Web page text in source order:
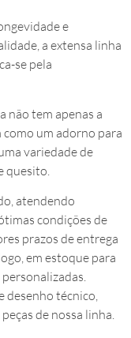
e
a extensa linha
se pela
não tem apenas a
um adorno para
variedade de
quesito.
atendendo
condições de
prazos de entrega
em estoque para
desenho técnico,
de nossa linha.